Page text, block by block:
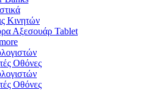
Κινητών
Αξεσουάρ Tablet
Οθόνες
Οθόνες